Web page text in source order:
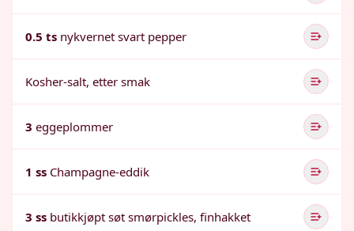
0.5 ts nykvernet svart pepper
Kosher-salt, etter smak
3 eggeplommer
1 ss Champagne-eddik
3 ss butikkjøpt søt smørpickles, finhakket